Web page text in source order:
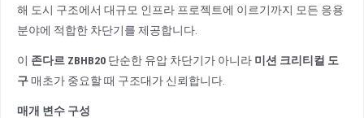
해 도시 구조에서 대규모 인프라 프로젝트에 이르기까지 모든 응용
분야에 적합한 차단기를 제공합니다.
이 존다르 ZBHB20 단순한 유압 차단기가 아니라 미션 크리티컬 도
구매초가 중요할 때 구조대가 신뢰합니다.
매개 변수 구성